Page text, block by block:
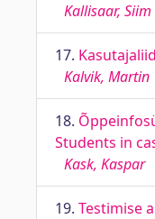
Kallisaar, Siim
17.
Kalvik, Martin
18.
Students in
Kask, Kaspar
19. Testimise